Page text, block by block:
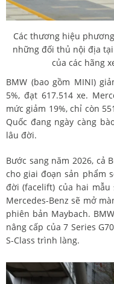
Các thương hiệu
những đối thủ nội địa
của các hãng
BMW (bao gồm MINI)
5%, đạt 617.514 xe.
mức giảm 19%, chỉ còn
Quốc đang ngày càng
lâu đời.
Bước sang năm 2026, cả
cho giai đoạn sản phẩm
đời (facelift) của hai mẫu
Mercedes-Benz sẽ mở
phiên bản Maybach.
nâng cấp của 7 Series
S-Class trình làng.